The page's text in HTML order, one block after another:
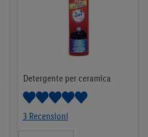
Detergente per ceramica
3 Recensioni